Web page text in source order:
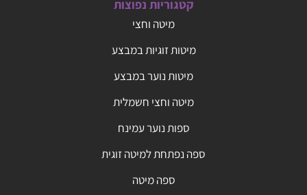
קטגוריות נפוצות
מיטה וחצי
מיטות זוגיות במבצע
מיטות נוער במבצע
מיטה וחצי חשמלית
ספות נוער עמינח
ספה נפתחת למיטה זוגית
ספה מיטה